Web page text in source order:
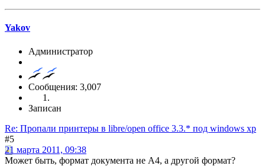
Yakov
Администратор
Сообщения: 3,007
Записан
Re: Пропали принтеры в libre/open office 3.3.* под windows xp
#5
21 марта 2011, 09:38
Может быть, формат документа не A4, а другой формат?